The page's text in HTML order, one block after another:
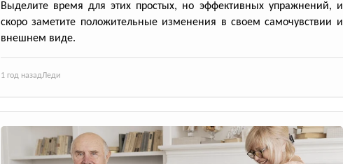
Выделите время для этих простых, но эффективных упражнений, и
скоро заметите положительные изменения в своем самочувствии и
внешнем виде.
1 год назадЛеди